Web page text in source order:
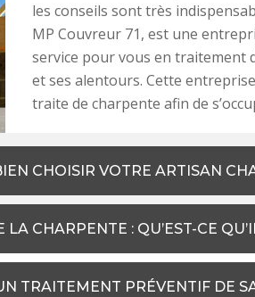
les conseils sont très
MP Couvreur 71, est une
service pour vous en traitement
et ses alentours. Cette
traite de charpente afin de
CHOISIR VOTRE ARTISAN
CHARPENTE : QU’EST-CE
TRAITEMENT PRÉVENTIF DE